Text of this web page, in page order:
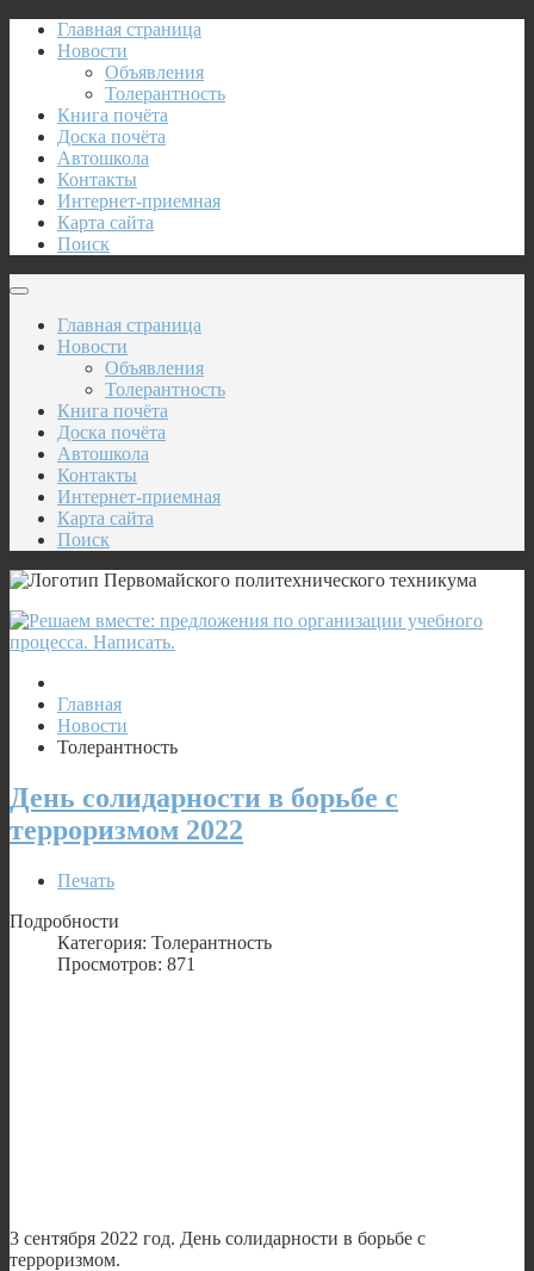
Главная страница
Новости
Объявления
Толерантность
Книга почёта
Доска почёта
Автошкола
Контакты
Интернет-приемная
Карта сайта
Поиск
Главная страница
Новости
Объявления
Толерантность
Книга почёта
Доска почёта
Автошкола
Контакты
Интернет-приемная
Карта сайта
Поиск
Главная
Новости
Толерантность
День солидарности в борьбе с
терроризмом 2022
Печать
Подробности
Категория: Толерантность
Просмотров: 871
3 сентября 2022 год. День солидарности в борьбе с
терроризмом.